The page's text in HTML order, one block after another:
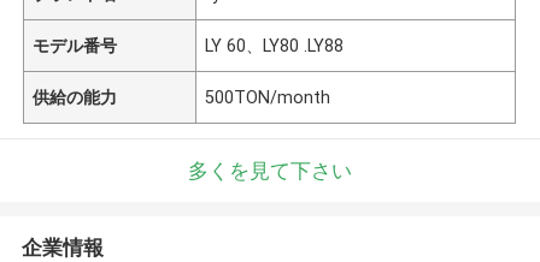
モデル番号 LY 60、LY80 .LY88
供給の能力 500TON/month
多くを見て下さい
企業情報